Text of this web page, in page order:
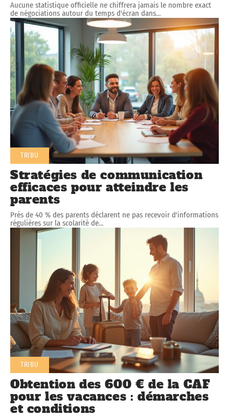
Aucune statistique officielle ne chiffrera jamais le nombre exact
de négociations autour du temps d'écran dans…
TRIBU
Stratégies de communication
efficaces pour atteindre les
parents
Près de 40 % des parents déclarent ne pas recevoir d'informations
régulières sur la scolarité de…
TRIBU
Obtention des 600 € de la CAF
pour les vacances : démarches
et conditions